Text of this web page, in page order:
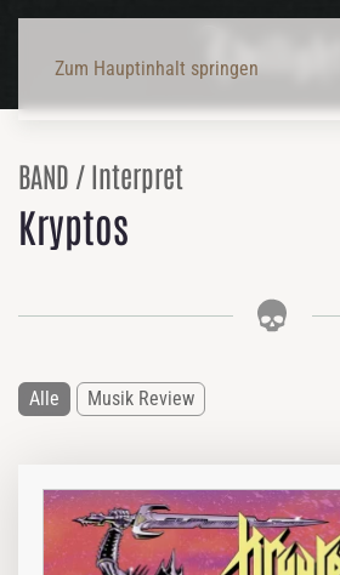
Zum Hauptinhalt springen
BAND / Interpret
Kryptos
Alle Musik Review